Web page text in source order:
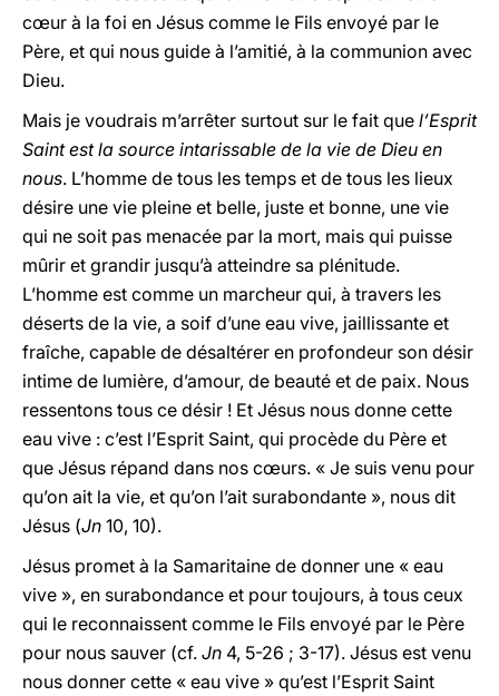
cœur à la foi en Jésus comme le Fils envoyé par le
Père, et qui nous guide à l’amitié, à la communion avec
Dieu.
Mais je voudrais m’arrêter surtout sur le fait que l’Esprit
Saint est la source intarissable de la vie de Dieu en
nous. L’homme de tous les temps et de tous les lieux
désire une vie pleine et belle, juste et bonne, une vie
qui ne soit pas menacée par la mort, mais qui puisse
mûrir et grandir jusqu’à atteindre sa plénitude.
L’homme est comme un marcheur qui, à travers les
déserts de la vie, a soif d’une eau vive, jaillissante et
fraîche, capable de désaltérer en profondeur son désir
intime de lumière, d’amour, de beauté et de paix. Nous
ressentons tous ce désir ! Et Jésus nous donne cette
eau vive : c’est l’Esprit Saint, qui procède du Père et
que Jésus répand dans nos cœurs. « Je suis venu pour
qu’on ait la vie, et qu’on l’ait surabondante », nous dit
Jésus (Jn 10, 10).
Jésus promet à la Samaritaine de donner une « eau
vive », en surabondance et pour toujours, à tous ceux
qui le reconnaissent comme le Fils envoyé par le Père
pour nous sauver (cf. Jn 4, 5-26 ; 3-17). Jésus est venu
nous donner cette « eau vive » qu’est l’Esprit Saint